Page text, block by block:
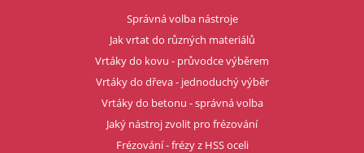
Správná volba nástroje
Jak vrtat do různých materiálů
Vrtáky do kovu - průvodce výběrem
Vrtáky do dřeva - jednoduchý výběr
Vrtáky do betonu - správná volba
Jaký nástroj zvolit pro frézování
Frézování - frézy z HSS oceli